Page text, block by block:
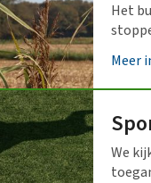
Het
Meer
We